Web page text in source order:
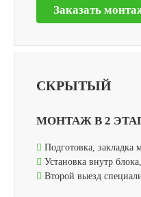
Заказать
СКРЫТЫЙ
МОНТАЖ В 2
Подготовка, закладка
Установка внутр
Второй выезд